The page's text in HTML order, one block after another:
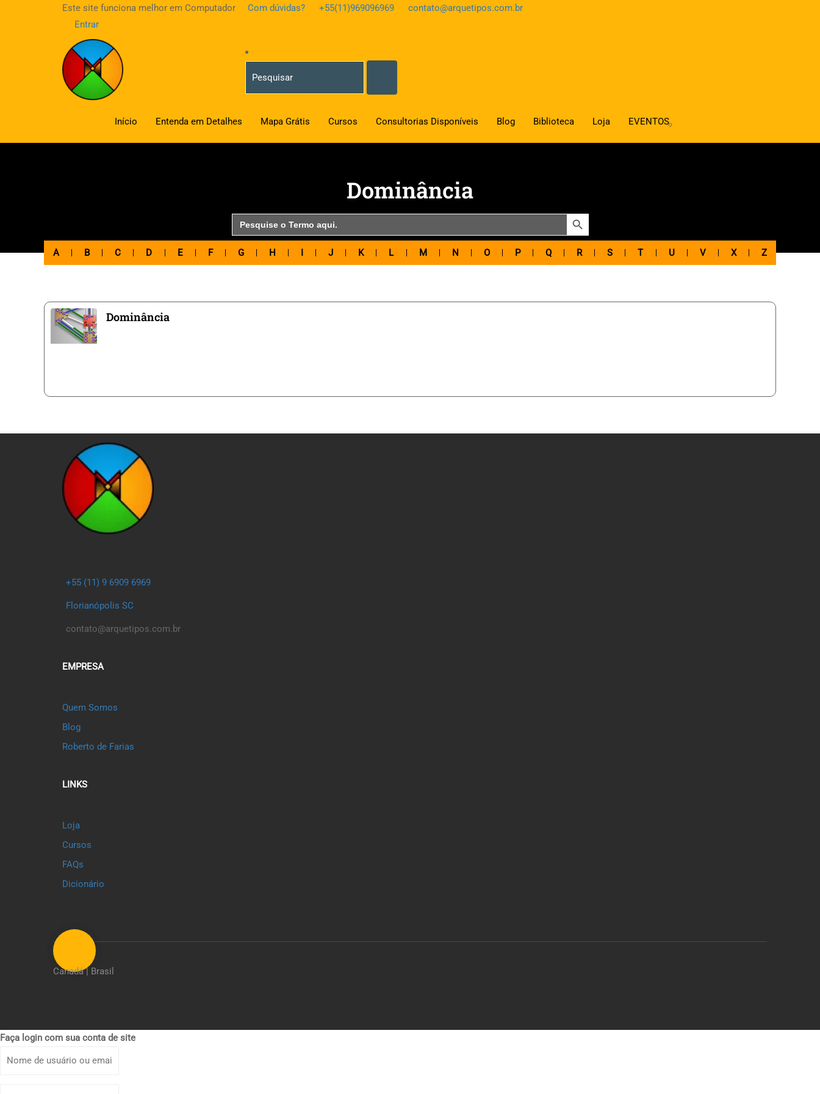
Este site funciona melhor em Computador Com dúvidas? +55(11)969096969
contato@arquetipos.com.br
Entrar
Início Entenda em Detalhes Mapa Grátis Cursos Consultorias Disponíveis Blog Biblioteca Loja EVENTOS
Dominância
Search
for:
SEARCH BUTTON
A B C D E F G H I J K L M N O P Q R S T U V X Z
Dominância
+55 (11) 9 6909 6969
Florianópolis SC
contato@arquetipos.com.br
EMPRESA
Quem Somos
Blog
Roberto de Farias
LINKS
Loja
Cursos
FAQs
Dicionário
Canadá | Brasil
Faça login com sua conta de site